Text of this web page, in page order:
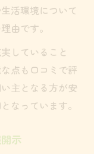
活環境について
由です。
していること
点も口コミで評
主となる方が安
なっています。
示